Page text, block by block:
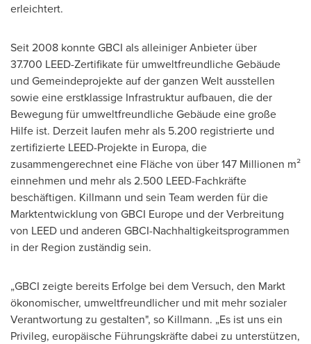
erleichtert.
Seit 2008 konnte GBCI als alleiniger Anbieter über
37.700 LEED-Zertifikate für umweltfreundliche Gebäude
und Gemeindeprojekte auf der ganzen Welt ausstellen
sowie eine erstklassige Infrastruktur aufbauen, die der
Bewegung für umweltfreundliche Gebäude eine große
Hilfe ist. Derzeit laufen mehr als 5.200 registrierte und
zertifizierte LEED-Projekte in Europa, die
zusammengerechnet eine Fläche von über 147 Millionen m²
einnehmen und mehr als 2.500 LEED-Fachkräfte
beschäftigen. Killmann und sein Team werden für die
Marktentwicklung von GBCI Europe und der Verbreitung
von LEED und anderen GBCI-Nachhaltigkeitsprogrammen
in der Region zuständig sein.
„GBCI zeigte bereits Erfolge bei dem Versuch, den Markt
ökonomischer, umweltfreundlicher und mit mehr sozialer
Verantwortung zu gestalten", so Killmann. „Es ist uns ein
Privileg, europäische Führungskräfte dabei zu unterstützen,